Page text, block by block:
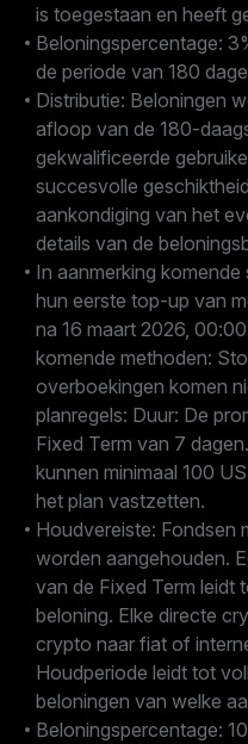
is toegestaan en heeft
Beloningspercentage:
de periode van 180
Distributie: Beloningen
afloop van de 180-
gekwalificeerde
succesvolle
aankondiging van het
details van de
In aanmerking
hun eerste top-up van
na 16 maart 2026,
komende methoden:
overboekingen komen
planregels: Duur: De
Fixed Term van 7
kunnen minimaal 100
het plan vastzetten.
Houdvereiste: Fondsen
worden aangehouden.
van de Fixed Term leidt
beloning. Elke directe
crypto naar fiat of
Houdperiode leidt tot
beloningen van welke
Beloningspercentage: